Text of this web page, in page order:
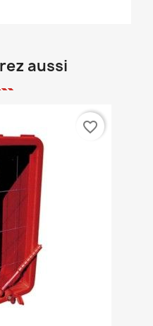
aussi
favorite_border